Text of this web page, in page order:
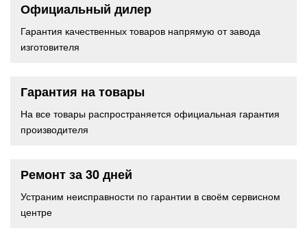
Официальный дилер
Гарантия качественных товаров напрямую от завода
изготовителя
Гарантия на товары
На все товары распространяется официальная гарантия
производителя
Ремонт за 30 дней
Устраним неисправности по гарантии в своём сервисном
центре